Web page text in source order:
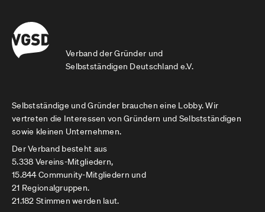
Verband der Gründer und
Selbstständigen Deutschland e.V.
Selbstständige und Gründer brauchen eine Lobby. Wir
vertreten die Interessen von Gründern und Selbstständigen
sowie kleinen Unternehmen.
Der Verband besteht aus
5.338 Vereins-Mitgliedern,
15.844 Community-Mitgliedern und
21 Regionalgruppen.
21.182 Stimmen werden laut.